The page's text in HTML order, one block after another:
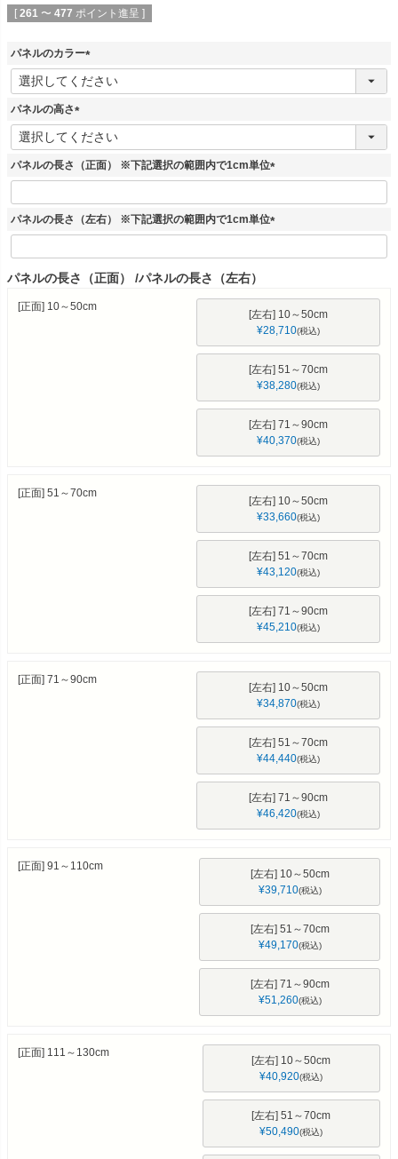
[ 261 〜 477 ポイント進呈 ]
パネルのカラー
(
必
パネルの高さ
(
必
須
パネルの長さ（正面） ※下記選択の範囲内で1cm単位
(
須
)
パネルの長さ（左右） ※下記選択の範囲内で1cm単位
(
パネルの長さ（正面） パネルの長さ（左右）
[正面] 10～50cm
[左右] 10～50cm
¥28,710 税込
[左右] 51～70cm
¥38,280 税込
[左右] 71～90cm
¥40,370 税込
[正面] 51～70cm
[左右] 10～50cm
¥33,660 税込
[左右] 51～70cm
¥43,120 税込
[左右] 71～90cm
¥45,210 税込
[正面] 71～90cm
[左右] 10～50cm
¥34,870 税込
[左右] 51～70cm
¥44,440 税込
[左右] 71～90cm
¥46,420 税込
[正面] 91～110cm
[左右] 10～50cm
¥39,710 税込
[左右] 51～70cm
¥49,170 税込
[左右] 71～90cm
¥51,260 税込
[正面] 111～130cm
[左右] 10～50cm
¥40,920 税込
[左右] 51～70cm
¥50,490 税込